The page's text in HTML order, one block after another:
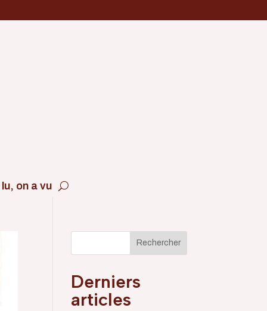
on a vu
Rechercher
Derniers
articles